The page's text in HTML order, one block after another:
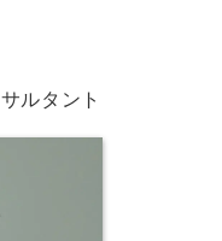
ルタント